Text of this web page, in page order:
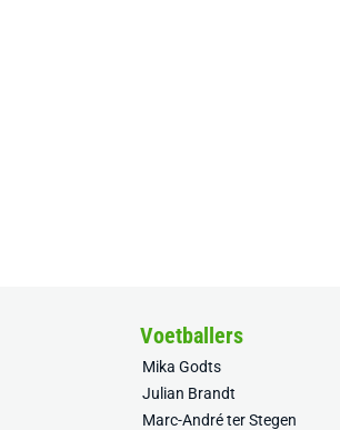
Voetballers
Mika Godts
Julian Brandt
Marc-André ter Stegen